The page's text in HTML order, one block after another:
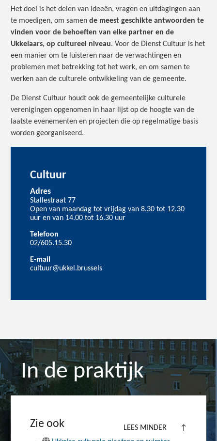
Het doel is het delen van ideeën, vragen en uitdagingen aan
te moedigen, om samende meest geschikte antwoorden te
vinden voor de behoeften van elke partner en de
Ukkelaars, op cultureel niveau. Voor de Dienst Cultuur is het
een manier om te luisteren naar de verwachtingen en
problemen met betrekking tot het werk, en om samen te
werken aan de culturele ontwikkeling van de gemeente.
De Dienst Cultuur houdt ook de gemeentelijke culturele
verenigingen opgenomen in haar lijst op de hoogte van de
laatste evenementen en projecten die op regelmatige basis
worden georganiseerd.
Cultuur
Adres
Stallestraat 77
Open van maandag tot vrijdag van 8.30 tot 12.30
uur en van 14.00 tot 16.30 uur
Telefoon
02/605.15.30
E-mail
cultuur@ukkel.brussels
In de praktijk
Zie ook LEES MINDER
↑